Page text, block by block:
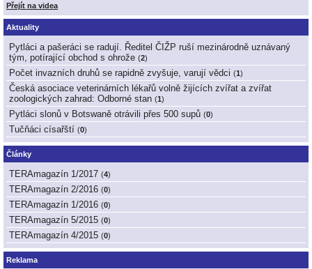
Přejít na videa
Aktuality
Pytláci a pašeráci se radují. Ředitel ČIŽP ruší mezinárodně uznávaný
tým, potírající obchod s ohrože (2)
Počet invazních druhů se rapidně zvyšuje, varují vědci (1 )
Česká asociace veterinárních lékařů volně žijících zvířat a zvířat
zoologických zahrad: Odborné stan (1 )
Pytláci slonů v Botswaně otrávili přes 500 supů (0)
Tučňáci císařští (0)
Články
TERAmagazín 1/2017 (4)
TERAmagazín 2/2016 (0)
TERAmagazín 1/2016 (0)
TERAmagazín 5/2015 (0)
TERAmagazín 4/2015 (0)
Reklama